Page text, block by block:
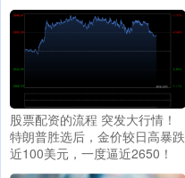
股票配资的流程 突发大行情！
特朗普胜选后，金价较日高暴跌
近100美元，一度逼近2650！